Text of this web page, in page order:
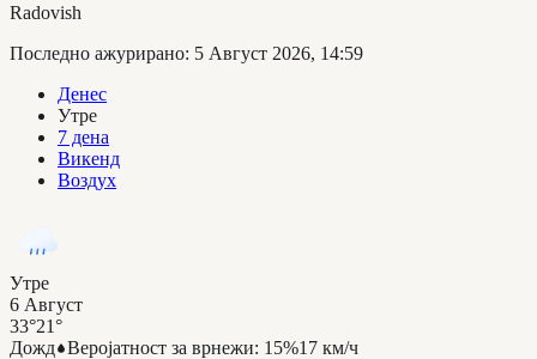
Radovish
Последно ажурирано: 5 Август 2026, 14:59
Денес
Утре
7 дена
Викенд
Воздух
Утре
6 Август
33°21°
Дожд Веројатност за врнежи: 15%17 км/ч